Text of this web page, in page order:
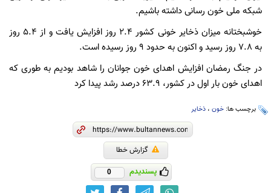
شبکه ملی خون رسانی داشته باشیم.
خوشبختانه میزان ذخایر خونی کشور ۲‌.۴ روز افزایش یافت و از ۵.۴ روز
به ۷.۸ روز رسید و اکنون به حدود ۹ روز رسید‌ه است.
در جنگ‌ رمضان افزایش اهدای خون جوانان را شاهد بودیم به طوری که
اهدای خون بار اول در کشور، ۶۳.۹ درصد رشد پیدا کرد
برچسب ها: خون ، ذخایر
گزارش خطا
پسندیدم 0